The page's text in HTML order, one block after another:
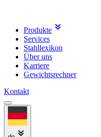
Produkte
Services
Stahllexikon
Über uns
Karriere
Gewichtsrechner
Kontakt